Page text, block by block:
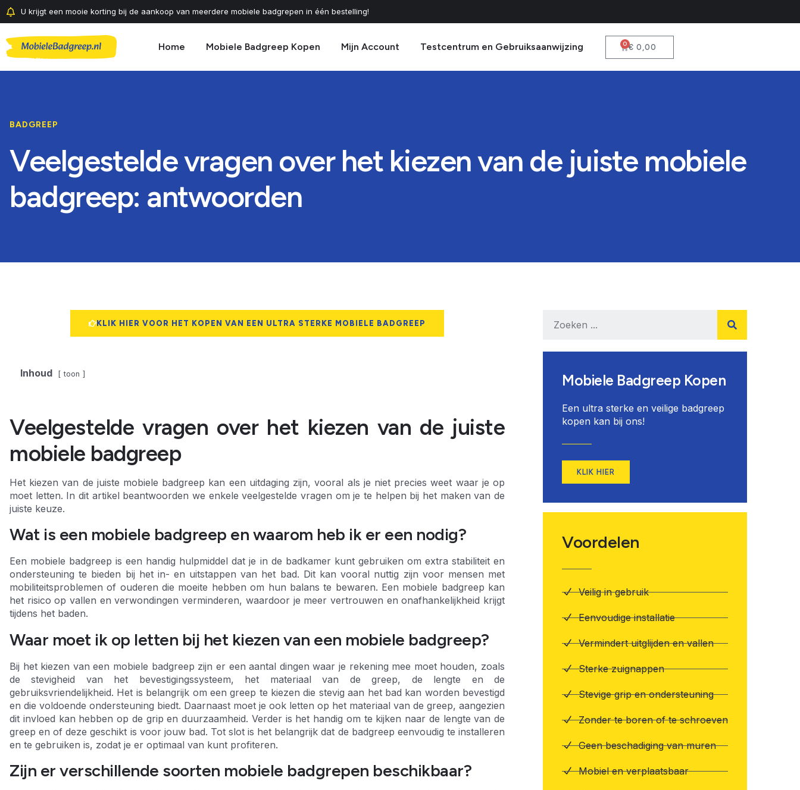
U krijgt een mooie korting bij de aankoop van meerdere mobiele badgrepen in één bestelling!
Home Mobiele Badgreep Kopen Mijn Account Testcentrum en Gebruiksaanwijzing € 0,00
0
BADGREEP
Veelgestelde vragen over het kiezen van de juiste mobiele
badgreep: antwoorden
KLIK HIER VOOR HET KOPEN VAN EEN ULTRA STERKE MOBIELE BADGREEP
Inhoud toon
Veelgestelde vragen over het kiezen van de juiste
mobiele badgreep
Het kiezen van de juiste mobiele badgreep kan een uitdaging zijn, vooral als je niet precies weet waar je op
moet letten. In dit artikel beantwoorden we enkele veelgestelde vragen om je te helpen bij het maken van de
juiste keuze.
Wat is een mobiele badgreep en waarom heb ik er een nodig?
Een mobiele badgreep is een handig hulpmiddel dat je in de badkamer kunt gebruiken om extra stabiliteit en
ondersteuning te bieden bij het in- en uitstappen van het bad. Dit kan vooral nuttig zijn voor mensen met
mobiliteitsproblemen of ouderen die moeite hebben om hun balans te bewaren. Een mobiele badgreep kan
het risico op vallen en verwondingen verminderen, waardoor je meer vertrouwen en onafhankelijkheid krijgt
tijdens het baden.
Waar moet ik op letten bij het kiezen van een mobiele badgreep?
Bij het kiezen van een mobiele badgreep zijn er een aantal dingen waar je rekening mee moet houden, zoals
de stevigheid van het bevestigingssysteem, het materiaal van de greep, de lengte en de
gebruiksvriendelijkheid. Het is belangrijk om een greep te kiezen die stevig aan het bad kan worden bevestigd
en die voldoende ondersteuning biedt. Daarnaast moet je ook letten op het materiaal van de greep, aangezien
dit invloed kan hebben op de grip en duurzaamheid. Verder is het handig om te kijken naar de lengte van de
greep en of deze geschikt is voor jouw bad. Tot slot is het belangrijk dat de badgreep eenvoudig te installeren
en te gebruiken is, zodat je er optimaal van kunt profiteren.
Zijn er verschillende soorten mobiele badgrepen beschikbaar?
Mobiele Badgreep Kopen
Een ultra sterke en veilige badgreep
kopen kan bij ons!
KLIK HIER
Voordelen
Veilig in gebruik
Eenvoudige installatie
Vermindert uitglijden en vallen
Sterke zuignappen
Stevige grip en ondersteuning
Zonder te boren of te schroeven
Geen beschadiging van muren
Mobiel en verplaatsbaar